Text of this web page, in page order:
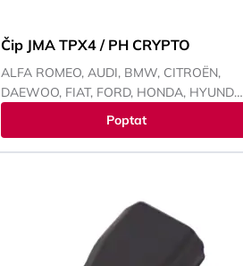
Čip JMA TPX4 / PH CRYPTO
ALFA ROMEO, AUDI, BMW, CITROËN,
DAEWOO, FIAT, FORD, HONDA, HYUNDAI,
CHEVROLET, CHRYSLER, ISUZU, IVECO,
JEEP, KIA, LANCIA, LAND ROVER,
MITSUBISHI, NISSAN, OPEL, PEUGEOT,
Poptat